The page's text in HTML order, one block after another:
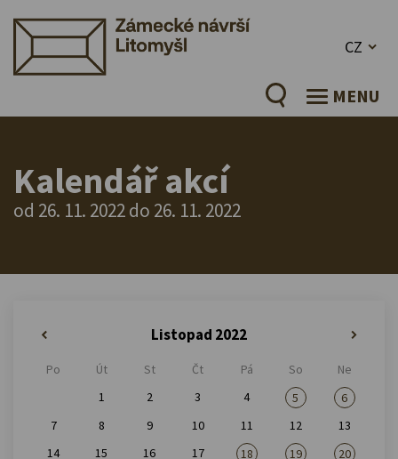
CZ
MENU
Kalendář akcí
od 26. 11. 2022 do 26. 11. 2022
Listopad 2022
Po Út St Čt Pá So
Ne
1
2 3 4 5
6
7
8 9 10 11 12
13
14
15 16 17 18 19
20